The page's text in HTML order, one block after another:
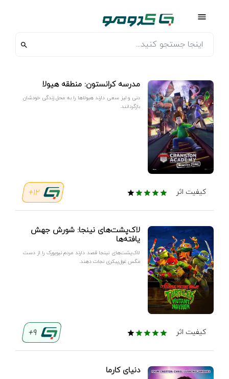
مدرسه کرانستون: منطقه هیولا
دنی و لیز سعی دارند هیولاها را به محل زندگی خودشان
بازگردانند.
کیفیت اثر 12+
لاک‌پشت‌های نینجا: شورش جهش
یافته‌ها
لاک‌پشت‌های نینجا قصد دارند مردم نیویورک را از دست
مگس غول‌پیکری نجات دهند.
کیفیت اثر 9+
دنیای کارما